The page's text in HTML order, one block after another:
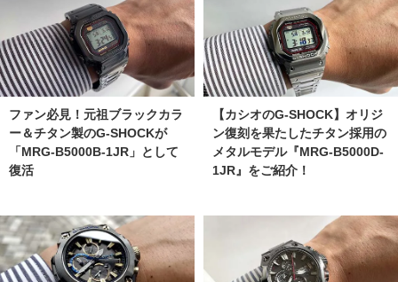
ファン必見！元祖ブラックカラ
ー＆チタン製のG-SHOCKが
「MRG-B5000B-1JR」として
復活
【カシオのG-SHOCK】オリジ
ン復刻を果たしたチタン採用の
メタルモデル『MRG-B5000D-
1JR』をご紹介！